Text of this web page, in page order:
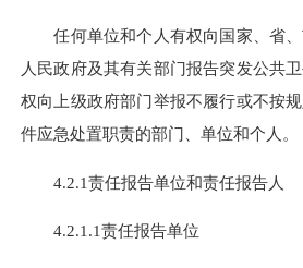
任何单位和个人有权向国家、省、
人民政府及其有关部门报告突发公共
权向上级政府部门举报不履行或不按
件应急处置职责的部门、单位和个人。
4.2.1责任报告单位和责任报告人
4.2.1.1责任报告单位